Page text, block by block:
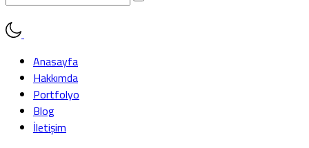
Anasayfa
Hakkımda
Portfolyo
Blog
İletişim